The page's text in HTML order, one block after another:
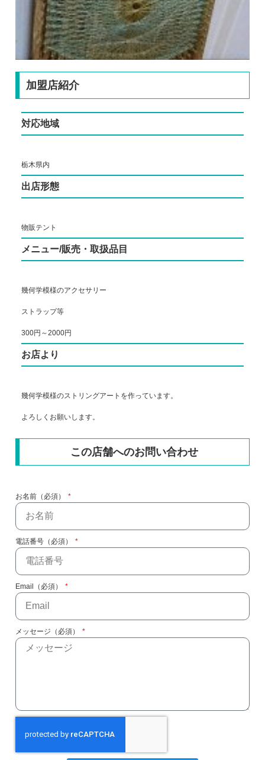
加盟店紹介
対応地域
栃木県内
出店形態
物販テント
メニュー/販売・取扱品目
幾何学模様のアクセサリー
ストラップ等
300円～2000円
お店より
幾何学模様のストリングアートを作っています。
よろしくお願いします。
この店舗へのお問い合わせ
お名前（必須）
電話番号（必須）
Email（必須）
メッセージ（必須）